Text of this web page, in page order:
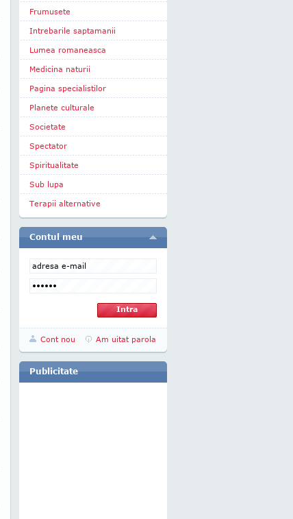
Frumusete
Intrebarile saptamanii
Lumea romaneasca
Medicina naturii
Pagina specialistilor
Planete culturale
Societate
Spectator
Spiritualitate
Sub lupa
Terapii alternative
Contul meu
Cont nou Am uitat parola
Publicitate